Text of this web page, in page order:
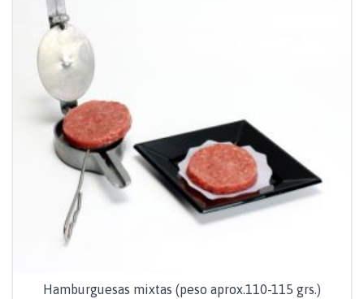
Hamburguesas mixtas (peso aprox.110-115 grs.)